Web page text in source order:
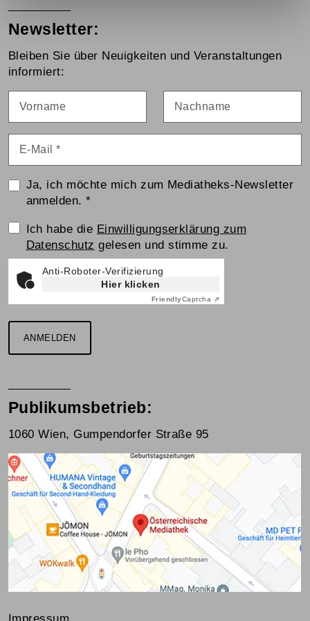
Newsletter:
Bleiben Sie über Neuigkeiten und Veranstaltungen
informiert:
Ja, ich möchte mich zum Mediatheks-Newsletter
anmelden.*
Einwilligungserklärung
Ich habe die Einwilligungserklärung zum
Datenschutz gelesen und stimme zu.
Anti-Roboter-Verifizierung
Hier klicken
FriendlyCaptcha ⇗
ANMELDEN
Publikumsbetrieb:
1060 Wien, Gumpendorfer Straße 95